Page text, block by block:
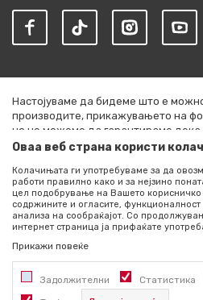
Настојуваме да бидеме што е
производите, прикажувањето на
но не можеме да гарантираме
комплетни и без грешки. Сите
секој момент. Расположливоста на
проверите со повик на +389 76 444
©2026 literatura.mk, Изработено од
задржани.
Оваа веб страна користи
Колачињата ги употребуваме за да
работи правилно како и за нејзино
цел подобрување на Вашето корисничко
содржините и огласите,
анализа на сообраќајот. Со
интернет страница ја прифаќате
Прикажи повеќе
Задолжителни Статистика